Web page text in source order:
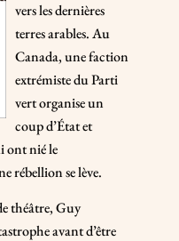
vers les dernières
terres arables. Au
Canada, une faction
extrémiste du Parti
vert organise un
coup d’État et
ont nié le
rébellion se lève.
théâtre, Guy
avant d’être